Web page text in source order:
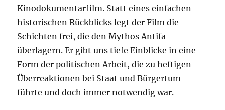
Kinodokumentarfilm. Statt eines einfachen
historischen Rückblicks legt der Film die
Schichten frei, die den Mythos Antifa
überlagern. Er gibt uns tiefe Einblicke in eine
Form der politischen Arbeit, die zu heftigen
Überreaktionen bei Staat und Bürgertum
führte und doch immer notwendig war.